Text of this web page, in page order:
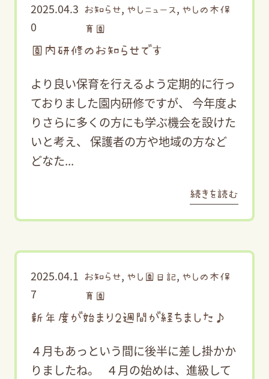
2025.04.3
0
お知らせ, やしニュース, やしの木保
育園
園内研修のお知らせです
より良い保育を行えるよう定期的に行っ
ておりました園内研修ですが、 今年度よ
りさらに多くの方にも学ぶ機会を設けた
いと考え、 保護者の方や地域の方など
どなた...
続きを読む
2025.04.1
7
お知らせ, やし園日記, やしの木保
育園
新年度が始まり2週間が経ちました♪
４月もあっという間に後半に差し掛かか
りましたね。 ４月の始めは、進級して